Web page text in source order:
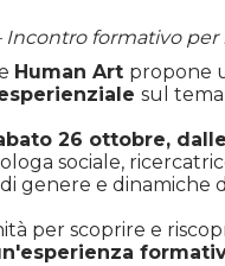
Incontro formativo per
Human Art propone
sul
26 ottobre,
sociale,
genere e dinamiche
per scoprire e